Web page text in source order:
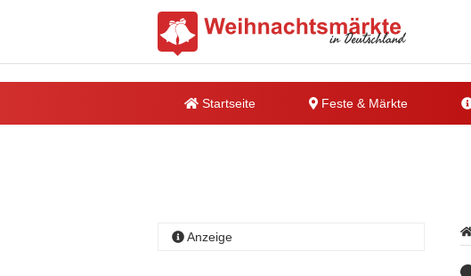
Startseite Feste & Märkte
Anzeige